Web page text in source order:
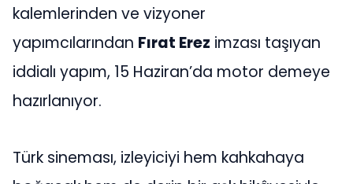
kalemlerinden ve vizyoner
yapımcılarından Fırat Erez imzası taşıyan
iddialı yapım, 15 Haziran’da motor demeye
hazırlanıyor.
Türk sineması, izleyiciyi hem kahkahaya